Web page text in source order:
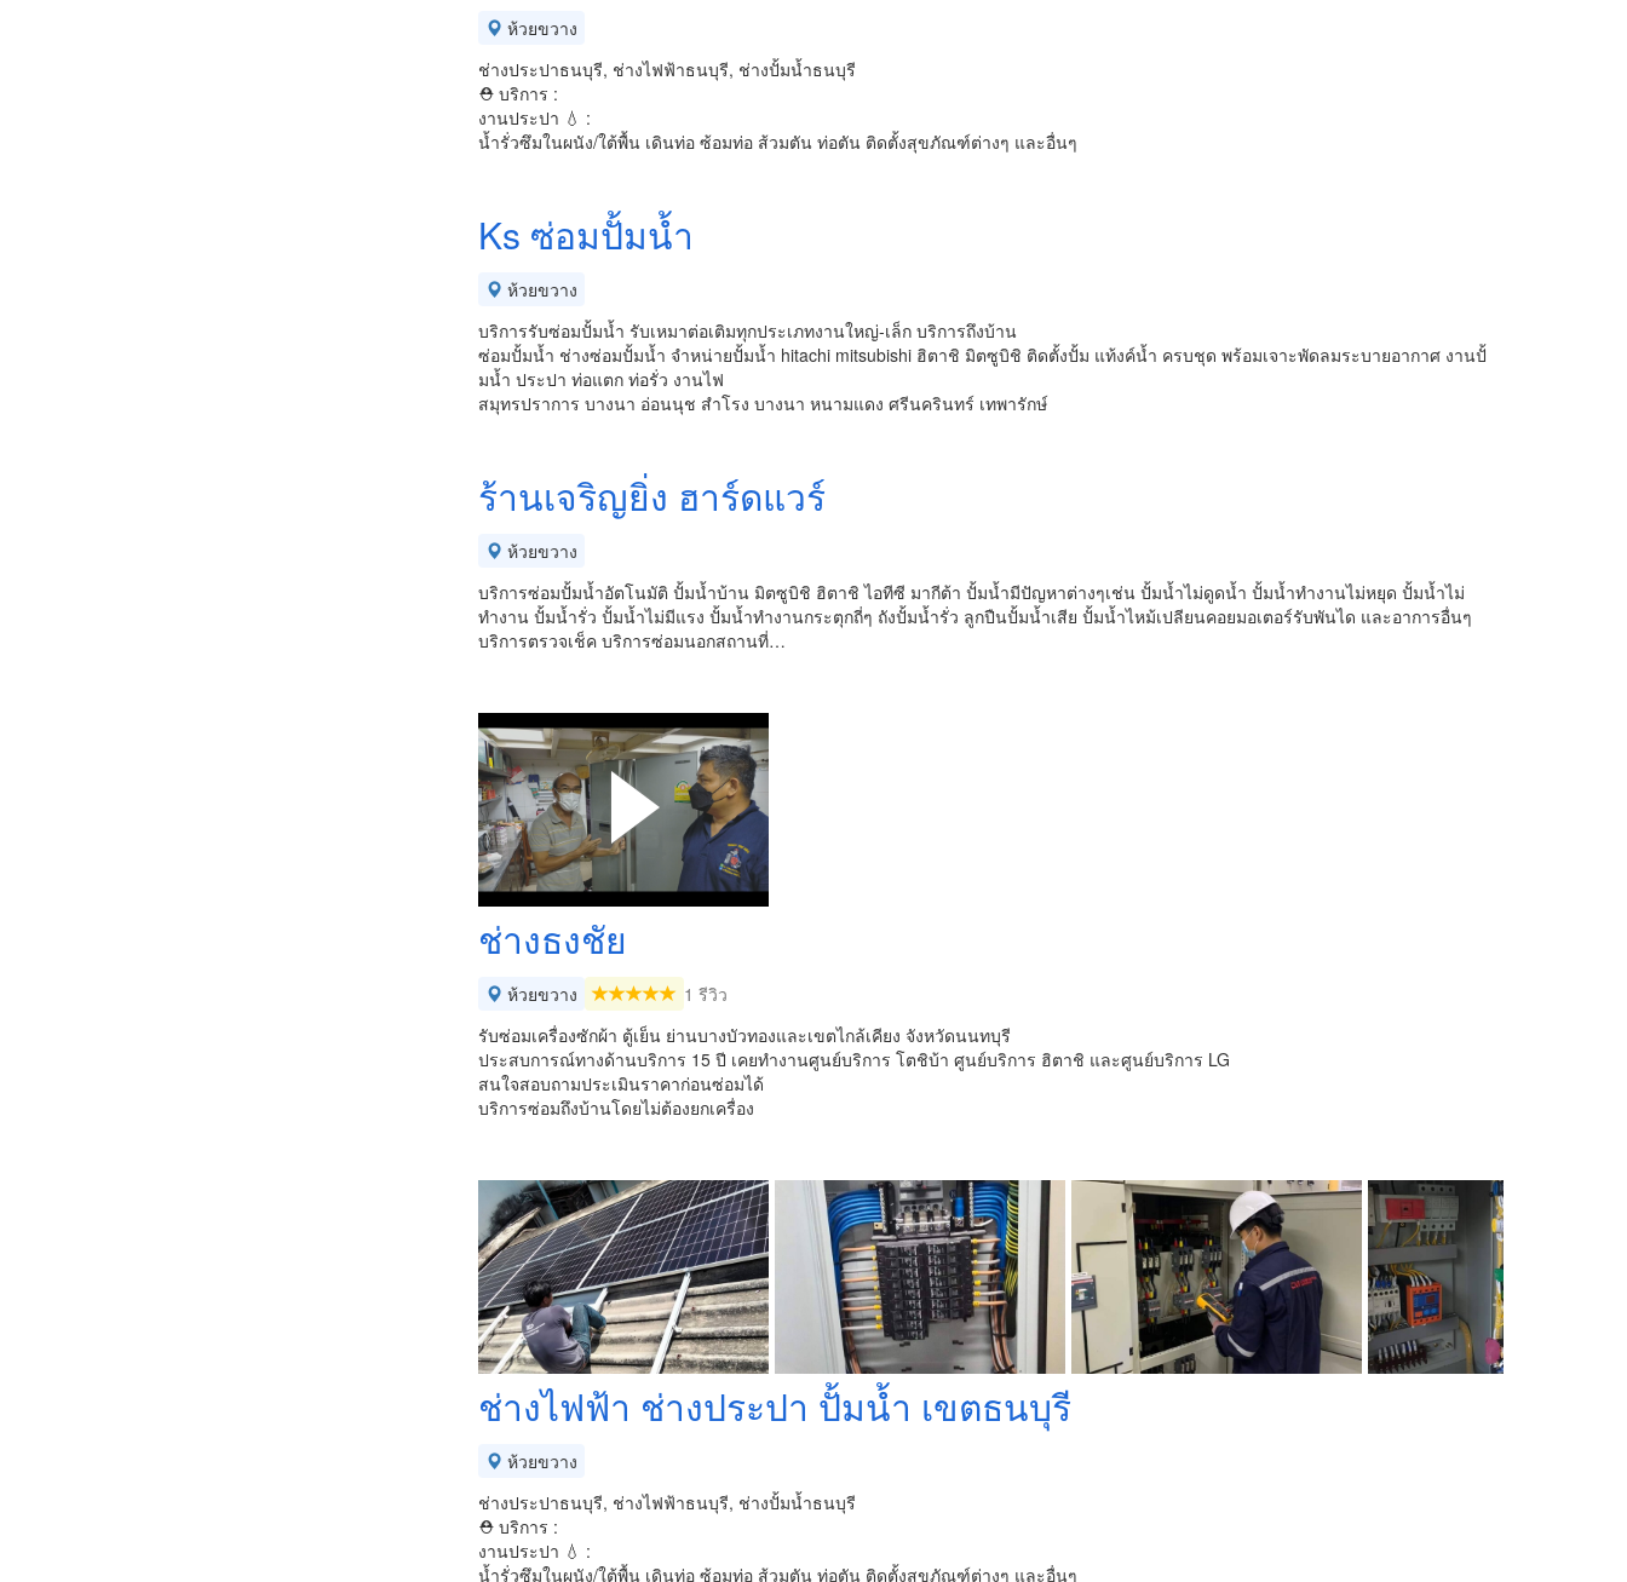
ห้วยขวาง
ช่างประปาธนบุรี, ช่างไฟฟ้าธนบุรี, ช่างปั้มน้ำธนบุรี
⛑ บริการ :
งานประปา 💧 :
น้ำรั่วซึมในผนัง/ใต้พื้น เดินท่อ ซ้อมท่อ ส้วมตัน ท่อตัน ติดตั้งสุขภัณฑ์ต่างๆ และอื่นๆ
Ks ซ่อมปั้มน้ำ
ห้วยขวาง
บริการรับซ่อมปั้มน้ำ รับเหมาต่อเติมทุกประเภทงานใหญ่-เล็ก บริการถึงบ้าน
ซ่อมปั้มน้ำ ช่างซ่อมปั้มน้ำ จำหน่ายปั้มน้ำ hitachi mitsubishi ฮิตาชิ มิตซูบิชิ ติดตั้งปั้ม แท้งค์น้ำ ครบชุด พร้อมเจาะพัดลมระบายอากาศ งานปั้
มน้ำ ประปา ท่อแตก ท่อรั่ว งานไฟ
สมุทรปราการ บางนา อ่อนนุช สำโรง บางนา หนามแดง ศรีนครินทร์ เทพารักษ์
ร้านเจริญยิ่ง ฮาร์ดแวร์
ห้วยขวาง
บริการซ่อมปั้มน้ำอัตโนมัติ ปั้มน้ำบ้าน มิตซูบิชิ ฮิตาชิ ไอทีซี มากีต้า ปั้มน้ำมีปัญหาต่างๆเช่น ปั้มน้ำไม่ดูดน้ำ ปั้มน้ำทำงานไม่หยุด ปั้มน้ำไม่
ทำงาน ปั้มน้ำรั่ว ปั้มน้ำไม่มีแรง ปั้มน้ำทำงานกระตุกถี่ๆ ถังปั้มน้ำรั่ว ลูกปืนปั้มน้ำเสีย ปั้มน้ำไหม้เปลียนคอยมอเตอร์รับพันได และอาการอื่นๆ
บริการตรวจเช็ค บริการซ่อมนอกสถานที่…
ช่างธงชัย
ห้วยขวาง
1 รีวิว
รับซ่อมเครื่องซักผ้า ตู้เย็น ย่านบางบัวทองและเขตไกล้เคียง จังหวัดนนทบุรี
ประสบการณ์ทางด้านบริการ 15 ปี เคยทำงานศูนย์บริการ โตชิบ้า ศูนย์บริการ ฮิตาชิ และศูนย์บริการ LG
สนใจสอบถามประเมินราคาก่อนซ่อมได้
บริการซ่อมถึงบ้านโดยไม่ต้องยกเครื่อง
ช่างไฟฟ้า ช่างประปา ปั้มน้ำ เขตธนบุรี
ห้วยขวาง
ช่างประปาธนบุรี, ช่างไฟฟ้าธนบุรี, ช่างปั้มน้ำธนบุรี
⛑ บริการ :
งานประปา 💧 :
น้ำรั่วซึมในผนัง/ใต้พื้น เดินท่อ ซ้อมท่อ ส้วมตัน ท่อตัน ติดตั้งสุขภัณฑ์ต่างๆ และอื่นๆ